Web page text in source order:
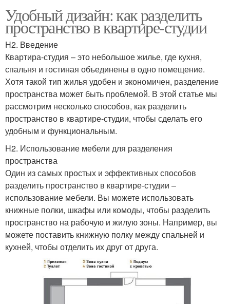
Удобный дизайн: как разделить
пространство в квартире-студии
H2. Введение
Квартира-студия – это небольшое жилье, где кухня,
спальня и гостиная объединены в одно помещение.
Хотя такой тип жилья удобен и экономичен, разделение
пространства может быть проблемой. В этой статье мы
рассмотрим несколько способов, как разделить
пространство в квартире-студии, чтобы сделать его
удобным и функциональным.
H2. Использование мебели для разделения
пространства
Один из самых простых и эффективных способов
разделить пространство в квартире-студии –
использование мебели. Вы можете использовать
книжные полки, шкафы или комоды, чтобы разделить
пространство на рабочую и жилую зоны. Например, вы
можете поставить книжную полку между спальней и
кухней, чтобы отделить их друг от друга.